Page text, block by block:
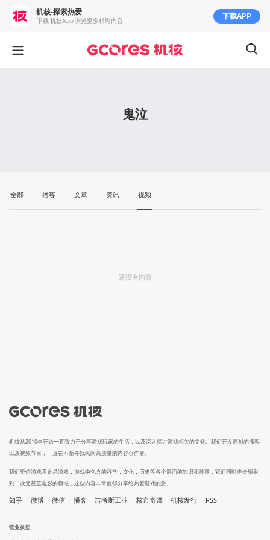
鬼泣
全部 播客 文章 资讯 视频
还没有内容
机核从2010年开始一直致力于分享游戏玩家的生活，以及深入探讨游戏相关的文化。我们开发原创的播客
以及视频节目，一直在不断寻找民间高质量的内容创作者。
我们坚信游戏不止是游戏，游戏中包含的科学，文化，历史等各个层面的知识和故事，它们同时也会辐射
到二次元甚至电影的领域，这些内容非常值得分享给热爱游戏的您。
知乎 微博 微信 播客 吉考斯工业 核市奇谭 机核发行 RSS
营业执照
机核-探索热爱
下载 机核App 浏览更多精彩内容 下载APP